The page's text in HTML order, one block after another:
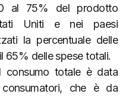
al 75% del prodotto
Uniti e nei paesi
la percentuale delle
65% delle spese totali.
consumo totale è data
che è da